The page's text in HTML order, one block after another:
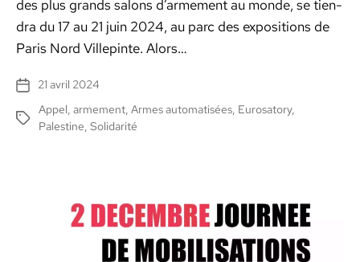
des plus grands salons d’armement au monde, se tien­
dra du 17 au 21 juin 2024, au parc des expo­si­tions de
Paris Nord Villepinte. Alors…
Date
l’article
21 avril 2024
Étiquettes
Appel, armement, Armes automatisées, Eurosatory,
Palestine, Solidarité